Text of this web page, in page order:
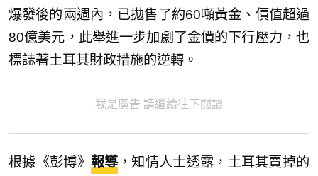
爆發後的兩週內，已拋售了約60噸黃金、價值超過
80億美元，此舉進一步加劇了金價的下行壓力，也
標誌著土耳其財政措施的逆轉。
我是廣告 請繼續往下閱讀
根據《彭博》 報導，知情人士透露，土耳其賣掉的